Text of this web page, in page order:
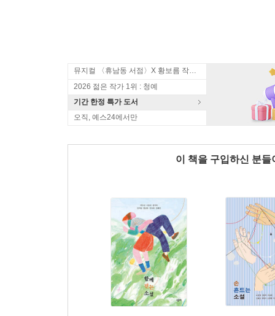
뮤지컬 〈휴남동 서점〉X 황보름 작가 북토크
2026 젊은 작가 1위 : 청예
기간 한정 특가 도서
오직, 예스24에서만
이 책을 구입하신 분